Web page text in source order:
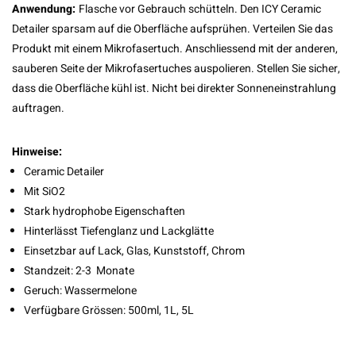
Anwendung: Flasche vor Gebrauch schütteln. Den ICY Ceramic
Detailer sparsam auf die Oberfläche aufsprühen. Verteilen Sie das
Produkt mit einem Mikrofasertuch. Anschliessend mit der anderen,
sauberen Seite der Mikrofasertuches auspolieren. Stellen Sie sicher,
dass die Oberfläche kühl ist. Nicht bei direkter Sonneneinstrahlung
auftragen.
Hinweise:
Ceramic Detailer
Mit SiO2
Stark hydrophobe Eigenschaften
Hinterlässt Tiefenglanz und Lackglätte
Einsetzbar auf Lack, Glas, Kunststoff, Chrom
Standzeit: 2-3 Monate
Geruch: Wassermelone
Verfügbare Grössen: 500ml, 1L, 5L